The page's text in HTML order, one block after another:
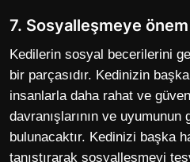
7. Sosyalleşmeye
Kedilerin sosyal becerilerini
bir parçasıdır. Kedinizin
insanlarla daha rahat ve
davranışlarının ve uyumunun
bulunacaktır. Kedinizi başka
tanıştırarak sosyalleşmeyi